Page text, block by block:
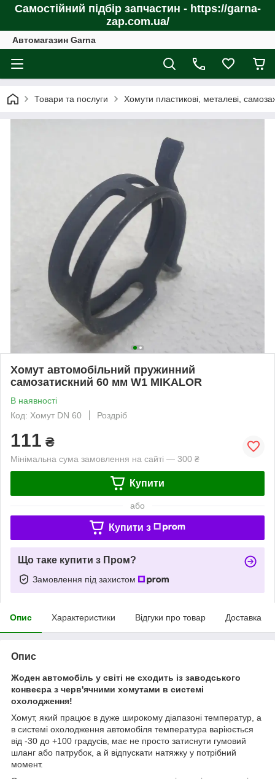
Самостійний підбір запчастин - https://garna-
zap.com.ua/
Автомагазин Garna
Товари та послуги Хомути пластикові, металеві,
Хомут автомобільний пружинний
самозатискний 60 мм W1 MIKALOR
В наявності
Код: Хомут DN 60
Роздріб
111 ₴
Мінімальна сума замовлення на сайті — 300 ₴
Купити
або
Купити з
Що таке купити з Пром?
Замовлення під захистом
Опис Характеристики Відгуки про товар Доставка
Опис
Жоден автомобіль у світі не сходить із заводського
конвеєра з черв'ячними хомутами в системі
охолодження!
Хомут, який працює в дуже широкому діапазоні температур, а
в системі охолодження автомобіля температура варіюється
від -30 до +100 градусів, має не просто затиснути гумовий
шланг або патрубок, а й відпускати натяжку у потрібний
момент.